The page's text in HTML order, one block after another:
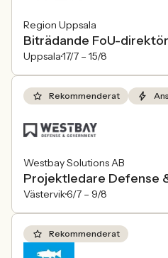
Region Uppsala
Biträdande FoU-
Uppsala17/7 – 15/8
Rekommenderat
Westbay Solutions AB
Projektledare Defense
Västervik6/7 – 9/8
Rekommenderat